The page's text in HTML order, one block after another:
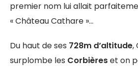
premier nom lui allait
« Château Cathare »…
Du haut de ses 728m d’altitude,
surplombe les Corbièreset on